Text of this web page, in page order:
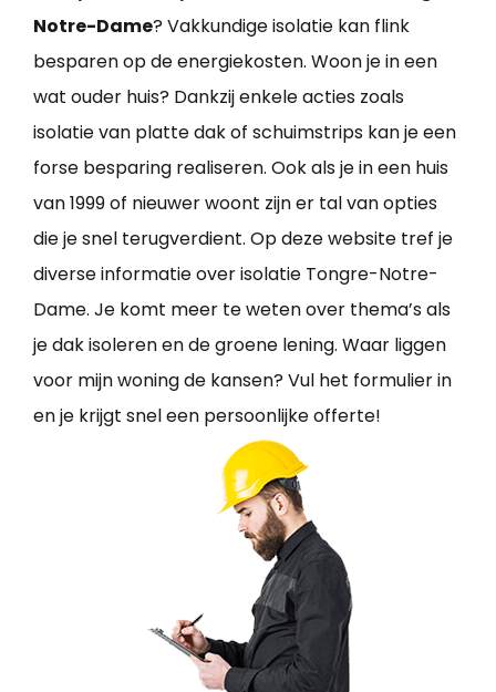
Notre-Dame? Vakkundige isolatie kan flink
besparen op de energiekosten. Woon je in een
wat ouder huis? Dankzij enkele acties zoals
isolatie van platte dak of schuimstrips kan je een
forse besparing realiseren. Ook als je in een huis
van 1999 of nieuwer woont zijn er tal van opties
die je snel terugverdient. Op deze website tref je
diverse informatie over isolatie Tongre-Notre-
Dame. Je komt meer te weten over thema’s als
je dak isoleren en de groene lening. Waar liggen
voor mijn woning de kansen? Vul het formulier in
en je krijgt snel een persoonlijke offerte!